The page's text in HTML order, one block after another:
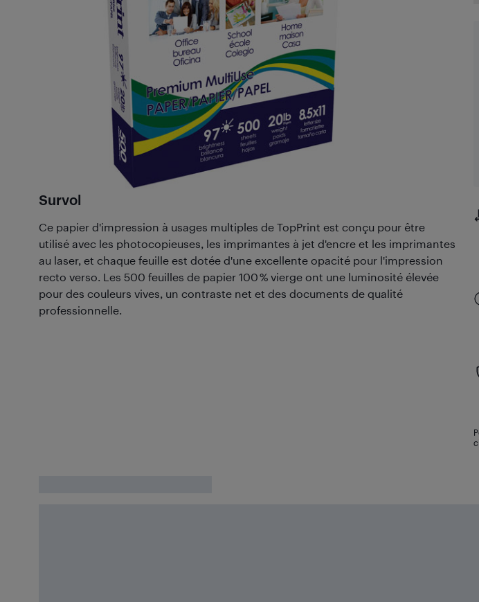
Survol
Ce papier d'impression à usages multiples de TopPrint est conçu pour être
utilisé avec les photocopieuses, les imprimantes à jet d'encre et les imprimantes
au laser, et chaque feuille est dotée d'une excellente opacité pour l'impression
recto verso. Les 500 feuilles de papier 100 % vierge ont une luminosité élevée
pour des couleurs vives, un contraste net et des documents de qualité
professionnelle.